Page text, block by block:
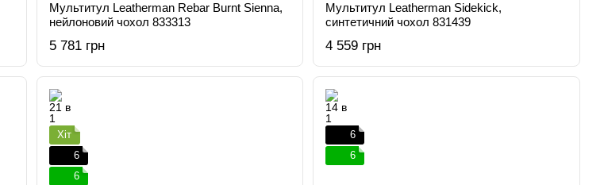
Мультитул Leatherman Rebar Burnt Sienna,
нейлоновий чохол 833313
5 781 грн
Мультитул Leatherman Sidekick,
синтетичний чохол 831439
4 559 грн
Хіт
6
6
6
6